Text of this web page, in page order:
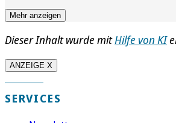
Mehr anzeigen
Dieser Inhalt wurde mitHilfe von KI
ANZEIGE X
SERVICES